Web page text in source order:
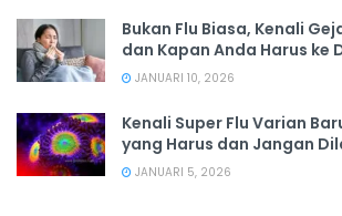
Bukan Flu Biasa, Kenali
dan Kapan Anda Harus ke
JANUARI 10, 2026
Kenali Super Flu Varian
yang Harus dan Jangan
JANUARI 5, 2026